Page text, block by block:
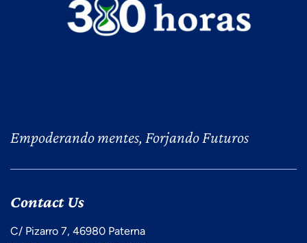
Empoderando mentes, Forjando Futuros
Contact Us
C/ Pizarro 7, 46980 Paterna